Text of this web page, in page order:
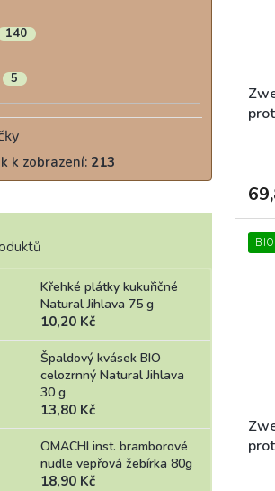
140
5
k zobrazení: 213
Křehké plátky kukuřičné
Natural Jihlava 75 g
10,20 Kč
Špaldový kvásek BIO
celozrnný Natural Jihlava
30 g
13,80 Kč
OMACHI inst. bramborové
nudle vepřová žebírka 80g
18,90 Kč
BIO